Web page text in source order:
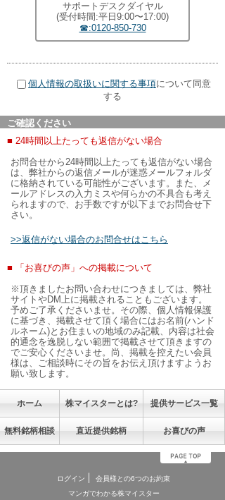
サポートデスクダイヤル
(受付時間:平日9:00〜17:00)
☎:0120-850-730
個人情報の取扱いに関する事項について同意
する
ご確認ください
■ 24時間以上たっても返信がない場合
お問合せから24時間以上たっても返信がない場合
は、弊社からの返信メールが迷惑メールフォルダ
に格納されている可能性がございます。また、メ
ールアドレスの入力ミスや何らかの不具合も考え
られますので、お手数ですが以下までお問合せ下
さい。
>>返信がない場合のお問合せはこちら
■ 「お喜びの声」への掲載について
※頂きましたお問い合わせにつきましては、弊社
サイトやDM上に掲載されることもございます。
予めご了承くださいませ。その際、個人情報保護
に基づき、掲載させて頂く場合にはお名前(ハンド
ルネーム)とお住まいの地域のみ記載、内容は社会
的通念を逸脱しない範囲で掲載させて頂きますの
でご安心くださいませ。尚、掲載を控えたい会員
様は、ご相談時にその旨をお伝え頂けますようお
願い致します。
ホーム 株マイスターとは? 提供サービス一覧
無料銘柄相談 直近提供銘柄 お喜びの声
ログイン
会員様との6つのお約束
マンガでわかる株マイスター